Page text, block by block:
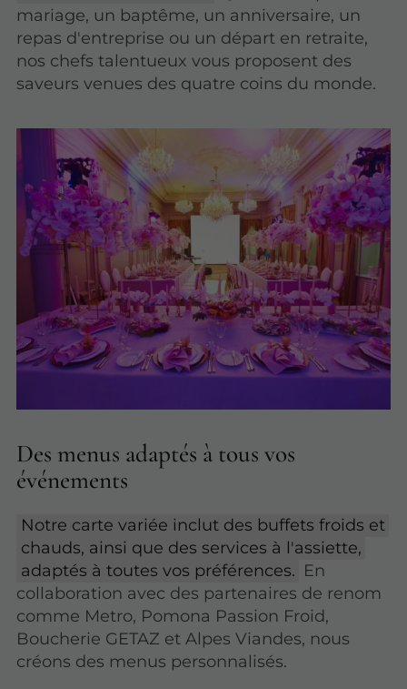
mariage, un baptême, un anniversaire, un
repas d'entreprise ou un départ en retraite,
nos chefs talentueux vous proposent des
saveurs venues des quatre coins du monde.
Des menus adaptés à tous vos
événements
Notre carte variée inclut des buffets froids et
chauds, ainsi que des services à l'assiette,
adaptés à toutes vos préférences. En
collaboration avec des partenaires de renom
comme Metro, Pomona Passion Froid,
Boucherie GETAZ et Alpes Viandes, nous
créons des menus personnalisés.